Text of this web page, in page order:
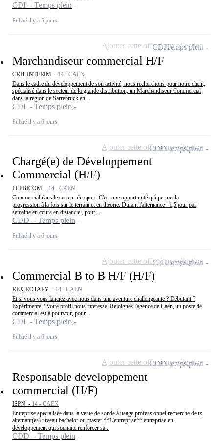
CDI - Temps plein
Publié il y a 5 jours
Marchandiseur commercial H/F
CRIT INTERIM - 14 - CAEN
Dans le cadre du développement de son activité, nous recherchons pour notre client,
spécialisé dans le secteur de la grande distribution, un Marchandiseur Commercial
dans la région de Sarrebruck en...
CDI - Temps plein
Publié il y a 6 jours
CDITemps plein
Ajouter cette offre à ma sélection
Chargé(e) de Développement
Commercial (H/F)
PLEBICOM - 14 - CAEN
Commercial dans le secteur du sport. C'est une opportunité qui permet la
progression à la fois sur le terrain et en théorie. Durant l'alternance : 1,5 jour par
semaine en cours en distanciel, pour...
CDD - Temps plein
Publié il y a 6 jours
CDDTemps plein
Ajouter cette offre à ma sélection
Commercial B to B H/F (H/F)
REX ROTARY - 14 - CAEN
Et si vous vous lanciez avec nous dans une aventure challengeante ? Débutant ?
Expérimenté ? Votre profil nous intéresse. Rejoignez l'agence de Caen, un poste de
commercial est à pourvoir, pour...
CDI - Temps plein
Publié il y a 6 jours
CDITemps plein
Ajouter cette offre à ma sélection
Responsable developpement
commercial (H/F)
ISPN - 14 - CAEN
Entreprise spécialisée dans la vente de sonde à usage professionnel recherche deux
alternant(es) niveau bachelor ou master **L'entreprise** entreprise en
développement qui souhaite renforcer sa...
CDD - Temps plein
CDDTemps plein
Ajouter cette offre à ma sélection